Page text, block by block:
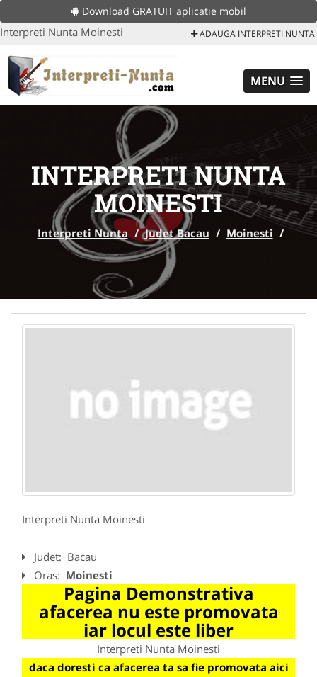
Download GRATUIT aplicatie mobil
Interpreti Nunta Moinesti ADAUGA INTERPRETI NUNTA
MENU
INTERPRETI NUNTA
MOINESTI
Interpreti Nunta / Judet Bacau / Moinesti /
Interpreti Nunta Moinesti
Judet: Bacau
Oras: Moinesti
Pagina Demonstrativa
afacerea nu este promovata
iar locul este liber
Interpreti Nunta Moinesti
daca doresti ca afacerea ta sa fie promovata aici